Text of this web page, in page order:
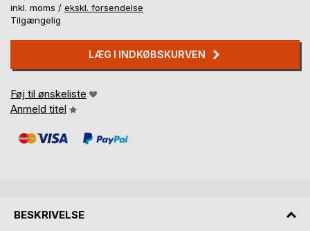
inkl. moms / ekskl. forsendelse
Tilgængelig
LÆG I INDKØBSKURVEN
Føj til ønskeliste
Anmeld titel
BESKRIVELSE